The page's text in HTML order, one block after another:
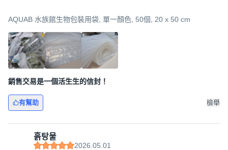
AQUAB 水族館生物包裝用袋, 單一顏色, 50個, 20 x 50 cm
銷售交易是一個活生生的信封！
有幫助 檢舉
흙탕물
2026.05.01